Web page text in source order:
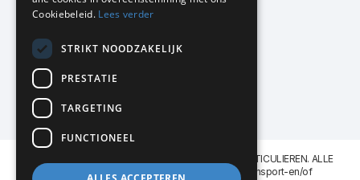
Frankfurtstraat 29-31
1175 RH Lijnden
020-617 01 26
info@kmpkantoormeubilair.nl
Facebook
Instagram
KMP Kantoormeubilair levert aan BEDRIJVEN en PARTICULIEREN. ALLE
GENOEMDE PRIJZEN ZIJN EXCL. 21% B.T.W. Transport-en/of
Cookiebeleid. Lees verder
STRIKT NOODZAKELIJK
PRESTATIE
TARGETING
FUNCTIONEEL